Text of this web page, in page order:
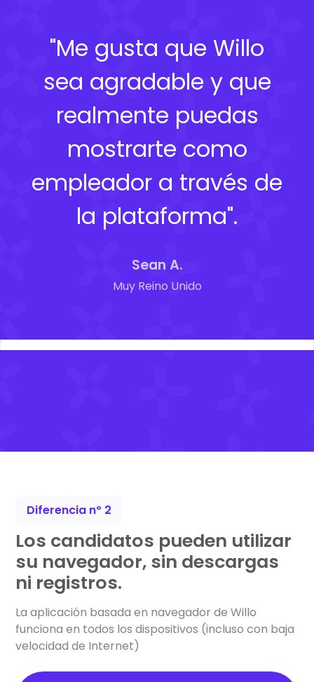
"Me gusta que Willo
sea agradable y que
realmente puedas
mostrarte como
empleador a través de
la plataforma".
Sean A.
Muy Reino Unido
Diferencia nº 2
Los candidatos pueden utilizar
su navegador, sin descargas
ni registros.
La aplicación basada en navegador de Willo
funciona en todos los dispositivos (incluso con baja
velocidad de Internet)